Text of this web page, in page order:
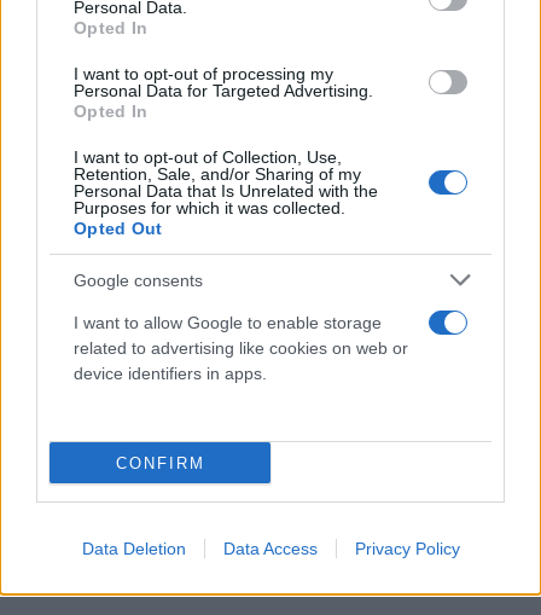
Personal Data.
Opted In
I want to opt-out of processing my
Personal Data for Targeted Advertising.
Opted In
I want to opt-out of Collection, Use,
Retention, Sale, and/or Sharing of my
Personal Data that Is Unrelated with the
Purposes for which it was collected.
Opted Out
Google consents
I want to allow Google to enable storage
related to advertising like cookies on web or
device identifiers in apps.
CONFIRM
Data Deletion Data Access Privacy Policy